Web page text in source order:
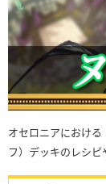
オセロニアにおけ
フ）デッキのレシピ